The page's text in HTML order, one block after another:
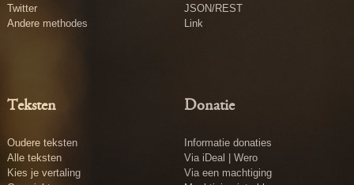
Twitter
Andere methodes
JSON/REST
Link
Teksten
Oudere teksten
Alle teksten
Kies je vertaling
Donatie
Informatie donaties
Via iDeal | Wero
Via een machtiging